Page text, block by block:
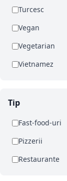
Turcesc
Vegan
Vegetarian
Vietnamez
Tip
Fast-food-uri
Pizzerii
Restaurante